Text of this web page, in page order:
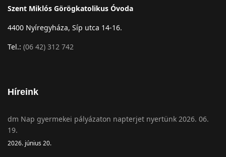
Szent Miklós Görögkatolikus Óvoda
4400 Nyíregyháza, Síp utca 14-16.
Tel.: (06 42) 312 742
Híreink
dm Nap gyermekei pályázaton napterjet nyertünk 2026. 06.
19.
2026. június 20.